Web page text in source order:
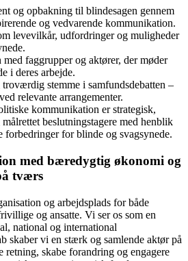
og opbakning til blindesagen gennem
og vedvarende kommunikation.
levevilkår, udfordringer og muligheder
faggrupper og aktører, der møder
i deres arbejde.
stemme i samfundsdebatten –
relevante arrangementer.
kommunikation er strategisk,
målrettet beslutningstagere med henblik
forbedringer for blinde og svagsynede.
med bæredygtig økonomi og
tværs
og arbejdsplads for både
og ansatte. Vi ser os som en
national og international
skaber vi en stærk og samlende aktør på
retning, skabe forandring og engagere